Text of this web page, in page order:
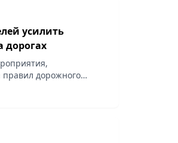
усилить
дорогах
дорожного
детей и других